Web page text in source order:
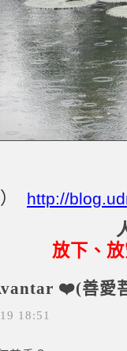
http://
放下、
❤️(善愛
19 18:51